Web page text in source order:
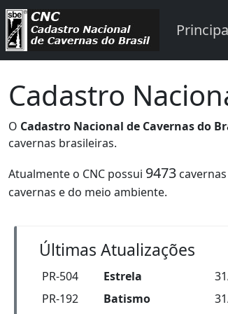
Cadastro
O Cadastro Nacional de Cavernas do
cavernas brasileiras.
Atualmente o CNC possui 9473
cavernas e do meio ambiente.